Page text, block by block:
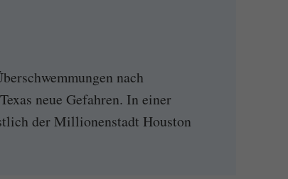
nach
neue Gefahren. In einer
der Millionenstadt Houston